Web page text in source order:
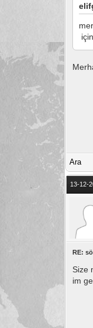
Ara
13-12-
RE:
Size
im